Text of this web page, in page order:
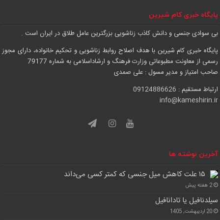
مرداد ۲۰
سه‌شنبه
مرداد ۲۱
چهارشنبه
مرداد ۲۲
پنجشنبه 38°
پایگاه خبری کام شیرین
بی سوادی جنسی و دانش کاذب زناشویی بزرگترین عامل طلاق در ایران است .
پایگاه خبری کام شیرین با هدف اصلاح روابط زناشویی و تحکیم خانواده، دارای مجوز
رسمی از معاونت مطبوعاتی وزارت فرهنگ و ارشاداسلامی به شماره 79177
صاحب امتیاز و مدیر مسول : علی صمدی
ارتباط مستقیم : 09124886626
info@kameshirin.ir
آخرین نوشته ها
۱۵ علت کاهش میل جنسی که کمتر کسی می‌داند
2 هفته پیش
سیلدنافیل یا تادانافیل
20 اردیبهشت, 1405